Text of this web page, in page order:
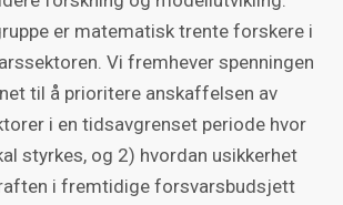
er matematisk trente forskere i
Vi fremhever spenningen
til å prioritere anskaffelsen av
i en tidsavgrenset periode hvor
styrkes, og 2) hvordan usikkerhet
i fremtidige forsvarsbudsjett